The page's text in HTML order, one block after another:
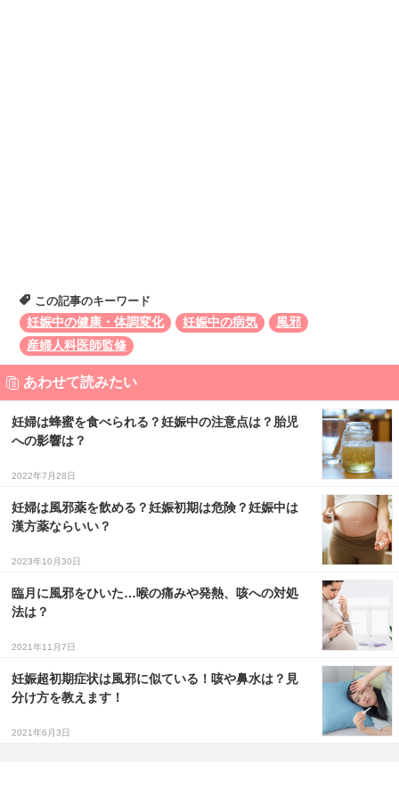
この記事のキーワード
妊娠中の健康・体調変化
妊娠中の病気
風邪
産婦人科医師監修
あわせて読みたい
妊婦は蜂蜜を食べられる？妊娠中の注意点は？胎児
への影響は？
2022年7月28日
妊婦は風邪薬を飲める？妊娠初期は危険？妊娠中は
漢方薬ならいい？
2023年10月30日
臨月に風邪をひいた…喉の痛みや発熱、咳への対処
法は？
2021年11月7日
妊娠超初期症状は風邪に似ている！咳や鼻水は？見
分け方を教えます！
2021年6月3日